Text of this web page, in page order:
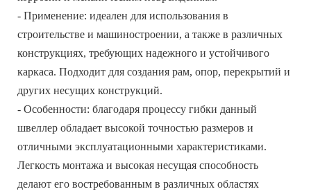
- Применение: идеален для использования в
строительстве и машиностроении, а также в различных
конструкциях, требующих надежного и устойчивого
каркаса. Подходит для создания рам, опор, перекрытий и
других несущих конструкций.
- Особенности: благодаря процессу гибки данный
швеллер обладает высокой точностью размеров и
отличными эксплуатационными характеристиками.
Легкость монтажа и высокая несущая способность
делают его востребованным в различных областях